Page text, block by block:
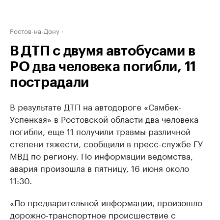
Ростов-на-Дону
В ДТП с двумя автобусами в
РО два человека погибли, 11
пострадали
В результате ДТП на автодороге «Самбек-
Успенкая» в Ростовской области два человека
погибли, еще 11 получили травмы различной
степени тяжести, сообщили в пресс-службе ГУ
МВД по региону. По информации ведомства,
авария произошла в пятницу, 16 июня около
11:30.
«По предварительной информации, произошло
дорожно-транспортное происшествие с